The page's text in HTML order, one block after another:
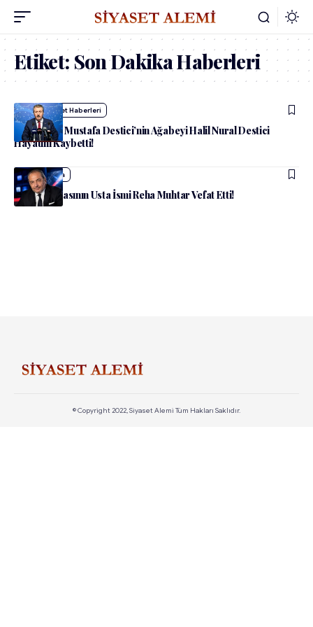
Etiket: Son Dakika Haberleri
admin Siyaset Haberleri
BBP Lideri Mustafa Destici’nin Ağabeyi Halil Nural Destici
Hayatını Kaybetti!
admin Medya
Türk Medyasının Usta İsmi Reha Muhtar Vefat Etti!
© Copyright 2022, Siyaset Alemi Tüm Hakları Saklıdır.